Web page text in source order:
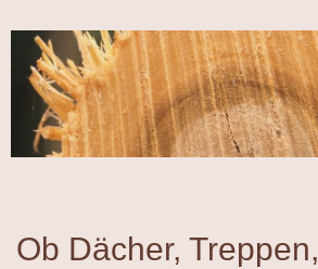
Ob Dächer, Treppen,